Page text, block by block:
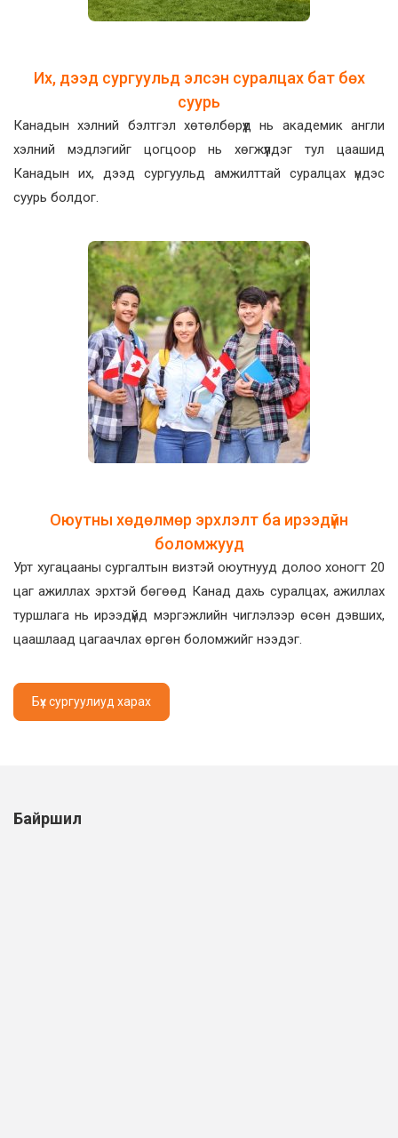
Их, дээд сургуульд элсэн суралцах бат бөх
суурь
Канадын хэлний бэлтгэл хөтөлбөрүүд нь академик англи
хэлний мэдлэгийг цогцоор нь хөгжүүлдэг тул цаашид
Канадын их, дээд сургуульд амжилттай суралцах үндэс
суурь болдог.
Оюутны хөдөлмөр эрхлэлт ба ирээдүйн
боломжууд
Урт хугацааны сургалтын визтэй оюутнууд долоо хоногт 20
цаг ажиллах эрхтэй бөгөөд Канад дахь суралцах, ажиллах
туршлага нь ирээдүйд мэргэжлийн чиглэлээр өсөн дэвших,
цаашлаад цагаачлах өргөн боломжийг нээдэг.
Бүх сургуулиуд харах
Байршил